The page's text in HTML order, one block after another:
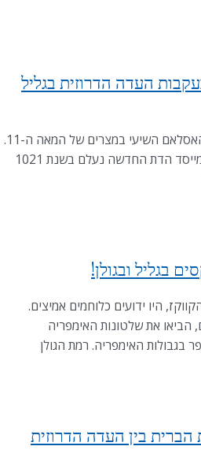
העדה הדרוזית בגליל
הדת הדרוזית היא פלג שיצא מהאסלאם השיעי במצרים של המאה ה-11.
החליף' אלחאכם באמר אללה, מייסד הדת החדשה נעלם בשנת 1021
בגליל ובגולן!
היו ידועים כלוחמים אמיצים.
הביאו את שלטונות האימפריה
בגבולות האימפריה. רמת הגולן
בין העדה הדרוזית